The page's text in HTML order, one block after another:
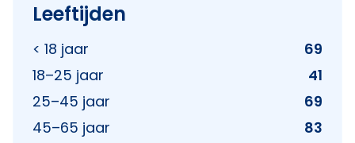
Leeftijden
< 18 jaar
69
18–25 jaar
41
25–45 jaar
69
45–65 jaar
83